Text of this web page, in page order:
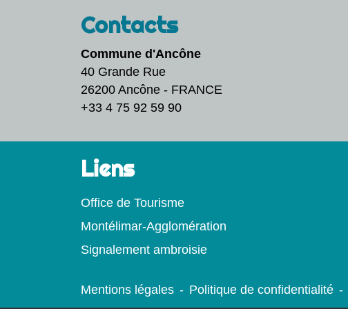
Contacts
Commune d'Ancône
40 Grande Rue
26200 Ancône - FRANCE
+33 4 75 92 59 90
Liens
Office de Tourisme
Montélimar-Agglomération
Signalement ambroisie
Mentions légales - Politique de confidentialité -